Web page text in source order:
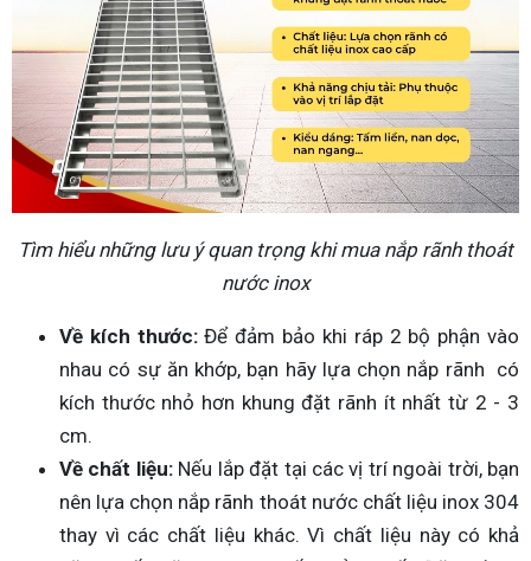
Tìm hiểu những lưu ý quan trọng khi mua nắp rãnh thoát
nước inox
Về kích thước:Để đảm bảo khi ráp 2 bộ phận vào
nhau có sự ăn khớp, bạn hãy lựa chọn nắp rãnh có
kích thước nhỏ hơn khung đặt rãnh ít nhất từ 2 - 3
cm.
Về chất liệu: Nếu lắp đặt tại các vị trí ngoài trời, bạn
nên lựa chọn nắp rãnh thoát nước chất liệu inox 304
thay vì các chất liệu khác. Vì chất liệu này có khả